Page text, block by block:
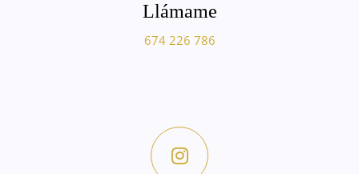
Llámame
674 226 786